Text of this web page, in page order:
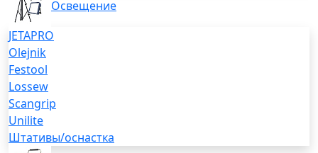
Освещение
JETAPRO
Olejnik
Festool
Lossew
Scangrip
Unilite
Штативы/оснастка